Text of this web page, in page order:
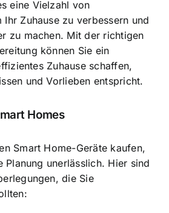
eine Vielzahl von
Zuhause zu verbessern und
zu machen. Mit der richtigen
können Sie ein
Zuhause schaffen,
und Vorlieben entspricht.
Homes
Smart Home-Geräte kaufen,
Planung unerlässlich. Hier sind
die Sie